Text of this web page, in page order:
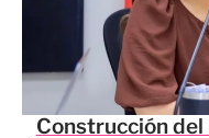
Construcción